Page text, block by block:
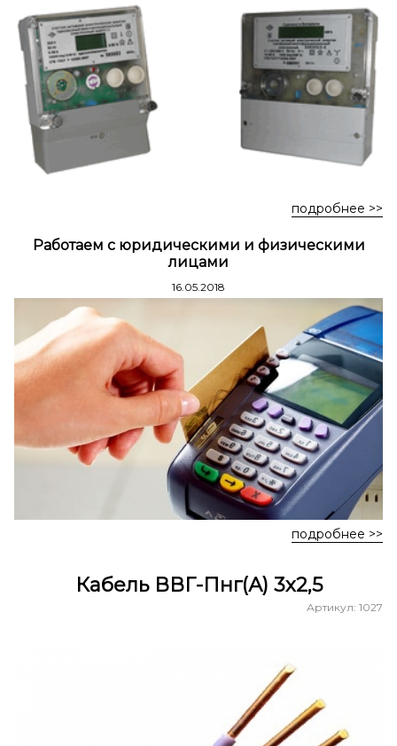
Стремянки стальные
Стремянки двухсторонние стальные
подробнее >>
Работаем с юридическими и физическими
лицами
16.05.2018
подробнее >>
Кабель ВВГ-Пнг(А) 3х2,5
Артикул: 1027